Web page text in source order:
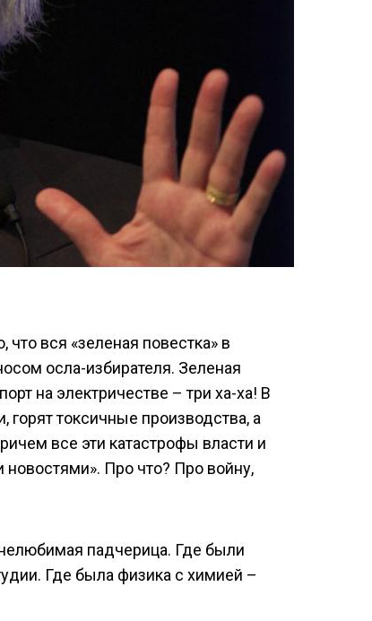
вся «зеленая повестка» в
осла-избирателя. Зеленая
на электричестве – три ха-ха! В
горят токсичные производства, а
все эти катастрофы власти и
Про что? Про войну,
падчерица. Где были
Где была физика с химией –